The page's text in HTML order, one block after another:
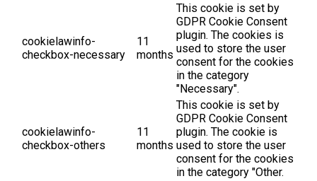
cookielawinfo-
checkbox-necessary
11
months
This cookie is set by
GDPR Cookie Consent
plugin. The cookies is
used to store the user
consent for the cookies
in the category
"Necessary".
cookielawinfo-
checkbox-others
11
months
This cookie is set by
GDPR Cookie Consent
plugin. The cookie is
used to store the user
consent for the cookies
in the category "Other.